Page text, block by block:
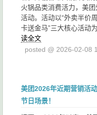
火锅品类消费活力，美
活动。活动以“外卖半价
卡送金马”三大核心活动
读全文
posted @ 2026-02-08
美团2026年近期营销活
节日场景！